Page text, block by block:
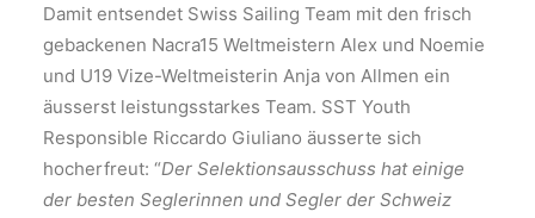
Damit entsendet Swiss Sailing Team mit den frisch
gebackenen Nacra15 Weltmeistern Alex und Noemie
und U19 Vize-Weltmeisterin Anja von Allmen ein
äusserst leistungsstarkes Team. SST Youth
Responsible Riccardo Giuliano äusserte sich
hocherfreut: “Der Selektionsausschuss hat einige
der besten Seglerinnen und Segler der Schweiz